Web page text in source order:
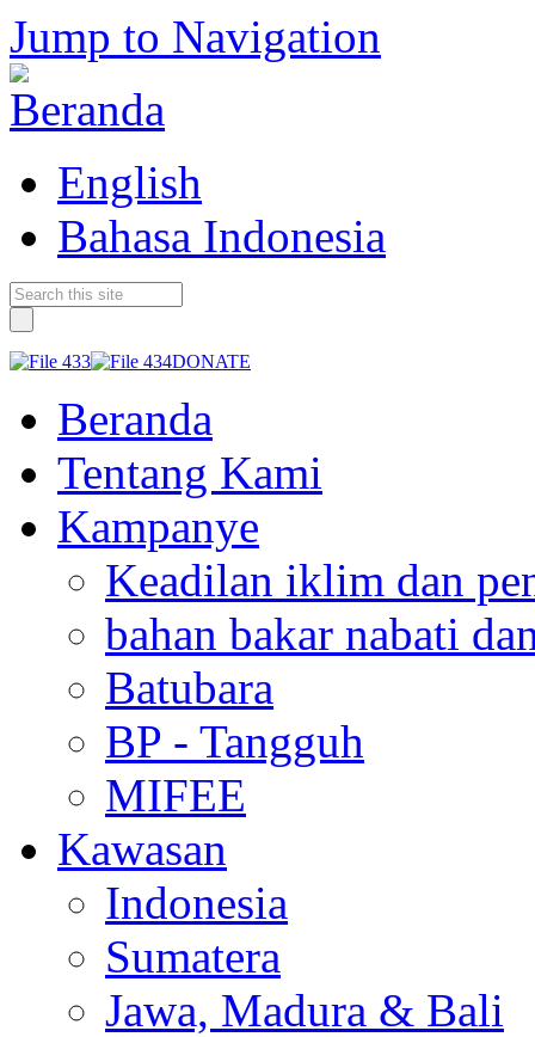
Jump to Navigation
English
Bahasa Indonesia
DONATE
Beranda
Tentang Kami
Kampanye
Keadilan iklim dan
bahan bakar nabati
Batubara
BP - Tangguh
MIFEE
Kawasan
Indonesia
Sumatera
Jawa, Madura & Bali